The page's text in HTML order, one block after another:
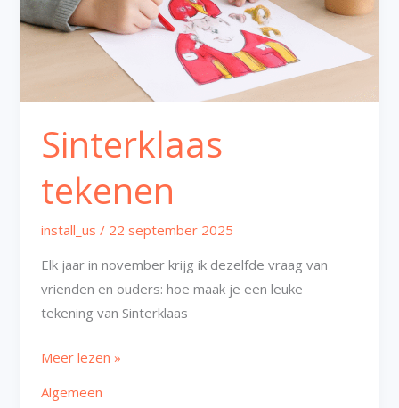
Sinterklaas
tekenen
install_us / 22 september 2025
Elk jaar in november krijg ik dezelfde vraag van
vrienden en ouders: hoe maak je een leuke
tekening van Sinterklaas
Meer lezen »
Algemeen